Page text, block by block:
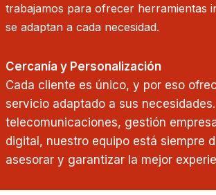
trabajamos para ofrecer herramientas
se adaptan a cada necesidad.
Cercanía y Personalización
Cada cliente es único, y por eso
servicio adaptado a sus
telecomunicaciones, gestión
digital, nuestro equipo está siempre
asesorar y garantizar la mejor